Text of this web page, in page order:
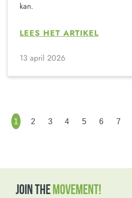
kan.
LEES HET ARTIKEL
13 april 2026
1 2 3 4 5 6 7
JOIN THEMOVEMENT!